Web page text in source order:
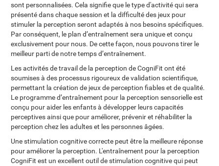
sont personnalisées. Cela signifie que le type d'activité qui sera
présenté dans chaque session et la difficulté des jeux pour
stimuler la perception seront adaptés à nos besoins spécifiques.
Par conséquent, le plan d’entraînement sera unique et conçu
exclusivement pour nous. De cette façon, nous pouvons tirer le
meilleur parti de notre temps d’entraînement.
Les activités de travail de la perception de CogniFit ont été
soumises à des processus rigoureux de validation scientifique,
permettant la création de jeux de perception fiables et de qualité.
Le programme d’entraînement pour la perception sensorielle est
conçu pour aider les enfants à développer leurs capacités
perceptives ainsi que pour améliorer, prévenir et réhabiliter la
perception chez les adultes et les personnes âgées.
Une stimulation cognitive correcte peut être la meilleure réponse
pour améliorer la perception. L'entraînement pour la perception
CogniFit est un excellent outil de stimulation cognitive qui peut